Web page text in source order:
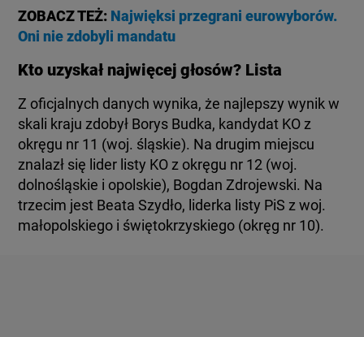
ZOBACZ TEŻ: Najwięksi przegrani eurowyborów.
Oni nie zdobyli mandatu
Kto uzyskał najwięcej głosów? Lista
Z oficjalnych danych wynika, że najlepszy wynik w
skali kraju zdobył Borys Budka, kandydat KO z
okręgu nr 11 (woj. śląskie). Na drugim miejscu
znalazł się lider listy KO z okręgu nr 12 (woj.
dolnośląskie i opolskie), Bogdan Zdrojewski. Na
trzecim jest Beata Szydło, liderka listy PiS z woj.
małopolskiego i świętokrzyskiego (okręg nr 10).
BIAŁYSTOK
TVN24 УКРАЇНСЬКОЮ МОВОЮ
WIĘCEJ
KANAŁY
REGULAMIN SERWISU